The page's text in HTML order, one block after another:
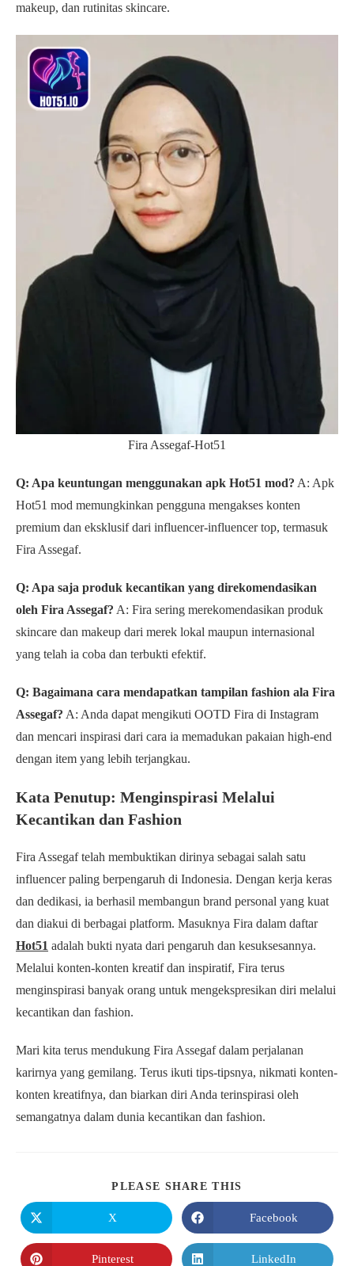
makeup, dan rutinitas skincare.
Fira Assegaf-Hot51
Q: Apa keuntungan menggunakan apk Hot51 mod? A: Apk
Hot51 mod memungkinkan pengguna mengakses konten
premium dan eksklusif dari influencer-influencer top, termasuk
Fira Assegaf.
Q: Apa saja produk kecantikan yang direkomendasikan
oleh Fira Assegaf? A: Fira sering merekomendasikan produk
skincare dan makeup dari merek lokal maupun internasional
yang telah ia coba dan terbukti efektif.
Q: Bagaimana cara mendapatkan tampilan fashion ala Fira
Assegaf? A: Anda dapat mengikuti OOTD Fira di Instagram
dan mencari inspirasi dari cara ia memadukan pakaian high-end
dengan item yang lebih terjangkau.
Kata Penutup: Menginspirasi Melalui
Kecantikan dan Fashion
Fira Assegaf telah membuktikan dirinya sebagai salah satu
influencer paling berpengaruh di Indonesia. Dengan kerja keras
dan dedikasi, ia berhasil membangun brand personal yang kuat
dan diakui di berbagai platform. Masuknya Fira dalam daftar
Hot51 adalah bukti nyata dari pengaruh dan kesuksesannya.
Melalui konten-konten kreatif dan inspiratif, Fira terus
menginspirasi banyak orang untuk mengekspresikan diri melalui
kecantikan dan fashion.
Mari kita terus mendukung Fira Assegaf dalam perjalanan
karirnya yang gemilang. Terus ikuti tips-tipsnya, nikmati konten-
konten kreatifnya, dan biarkan diri Anda terinspirasi oleh
semangatnya dalam dunia kecantikan dan fashion.
PLEASE SHARE THIS
Opens
in
a
new
X
Opens
in
a
new
Facebook
Opens
Pinterest Opens
LinkedIn